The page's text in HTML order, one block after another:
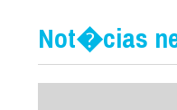
Not�cias